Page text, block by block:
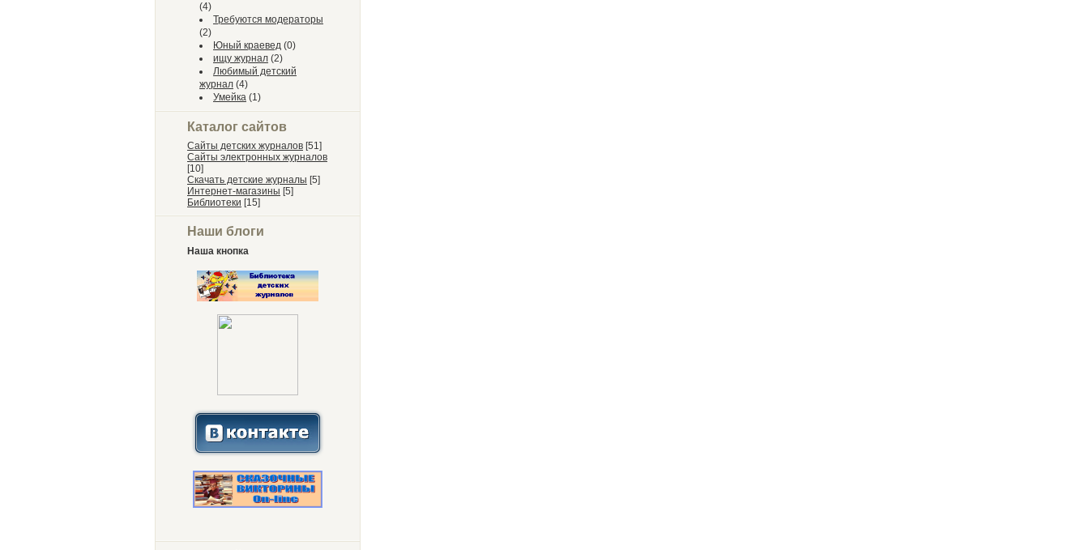
(4)
Требуются модераторы
(2)
Юный краевед (0)
ищу журнал (2)
Любимый детский
журнал (4)
Умейка (1)
Каталог сайтов
Сайты детских журналов [51]
Сайты электронных журналов
[10]
Скачать детские журналы [5]
Интернет-магазины [5]
Библиотеки [15]
Наши блоги
Наша кнопка